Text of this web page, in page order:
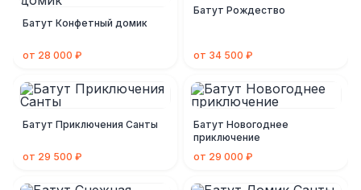
оборудованием
Батут Конфетный домик
от 28 000 ₽
Батут Рождество
от 34 500 ₽
Батут Приключения Санты
от 29 500 ₽
Батут Новогоднее
приключение
от 29 000 ₽